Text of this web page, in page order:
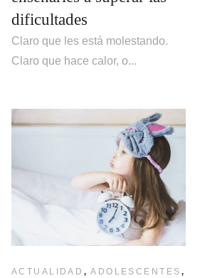
dificultades
Claro que les está molestando.
Claro que hace calor, o...
ACTUALIDAD , ADOLESCENTES ,